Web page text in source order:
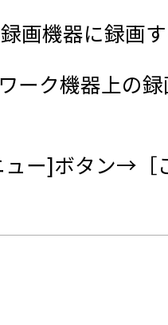
画機器に録画
ーク機器上の
ー]ボタン→［